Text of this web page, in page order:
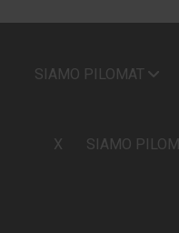
SIAMO PILOMAT
X SIAMO